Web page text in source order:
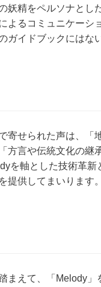
妖精をペルソナと
よるコミュニケーシ
ガイドブックにはな
寄せられた声は、
方言や伝統文化の
を軸とした技術革
提供してまいります。
まえて、「Melody